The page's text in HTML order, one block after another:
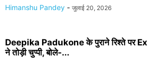
Himanshu Pandey - जुलाई 20, 2026
Deepika Padukone के पुराने रिश्ते पर Ex
ने तोड़ी चुप्पी, बोले-...